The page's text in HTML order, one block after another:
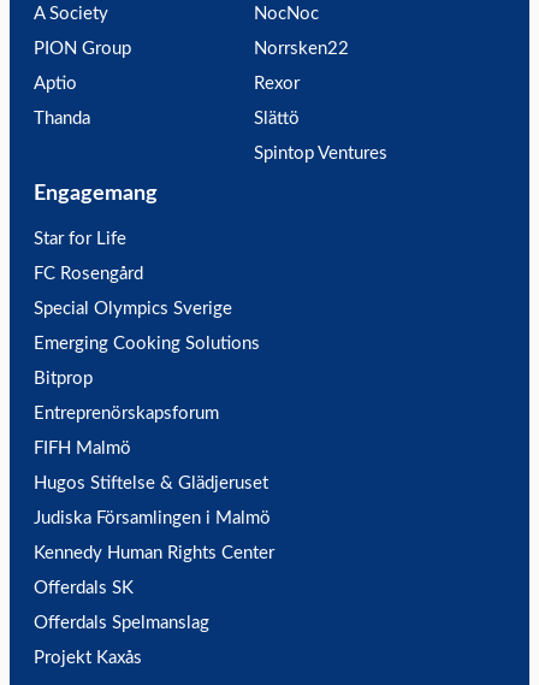
A Society
PION Group
Aptio
Thanda
NocNoc
Norrsken22
Rexor
Slättö
Spintop Ventures
Engagemang
Star for Life
FC Rosengård
Special Olympics Sverige
Emerging Cooking Solutions
Bitprop
Entreprenörskapsforum
FIFH Malmö
Hugos Stiftelse & Glädjeruset
Judiska Församlingen i Malmö
Kennedy Human Rights Center
Offerdals SK
Offerdals Spelmanslag
Projekt Kaxås